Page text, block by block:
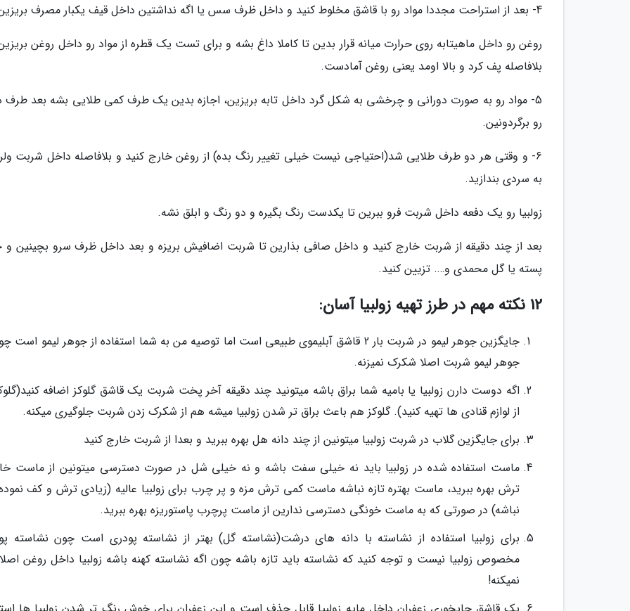
4- بعد از استراحت مجددا مواد رو با قاشق مخلوط کنید و داخل ظرف سس یا اگه نداشتین داخل قیف یکبار مصرف بریزین.
روغن رو داخل ماهیتابه روی حرارت میانه قرار بدین تا کاملا داغ بشه و برای تست یک قطره از مواد رو داخل روغن
بلافاصله پف کرد و بالا اومد یعنی روغن آمادست.
5- مواد رو به صورت دورانی و چرخشی به شکل گرد داخل تابه بریزین، اجازه بدین یک طرف کمی طلایی بشه بعد طرف
رو برگردونین.
6- و وقتی هر دو طرف طلایی شد(احتیاجی نیست خیلی تغییر رنگ بده) از روغن خارج کنید و بلافاصله داخل شربت
به سردی بندازید.
زولبیا رو یک دفعه داخل شربت فرو ببرین تا یکدست رنگ بگیره و دو رنگ و ابلق نشه.
بعد از چند دقیقه از شربت خارج کنید و داخل صافی بذارین تا شربت اضافیش بریزه و بعد داخل ظرف سرو بچینین و
پسته یا گل محمدی و…. تزیین کنید.
12 نکته مهم در طرز تهیه زولبیا آسان:
جایگزین جوهر لیمو در شربت بار 2 قاشق آبلیموی طبیعی است اما توصیه من به شما استفاده از جوهر لیمو است
جوهر لیمو شربت اصلا شکرک نمیزنه.
اگه دوست دارن زولبیا یا بامیه شما براق باشه میتونید چند دقیقه آخر پخت شربت یک قاشق گلوکز اضافه
از لوازم قنادی ها تهیه کنید). گلوکز هم باعث براق تر شدن زولبیا میشه هم از شکرک زدن شربت جلوگیری میکنه.
برای جایگزین گلاب در شربت زولبیا میتونین از چند دانه هل بهره ببرید و بعدا از شربت خارج کنید
ماست استفاده شده در زولبیا باید نه خیلی سفت باشه و نه خیلی شل در صورت دسترسی میتونین از ماست
ترش بهره ببرید، ماست بهتره تازه نباشه ماست کمی ترش مزه و پر چرب برای زولبیا عالیه (زیادی ترش و کف
نباشه) در صورتی که به ماست خونگی دسترسی ندارین از ماست پرچرب پاستوریزه بهره ببرید.
برای زولبیا استفاده از نشاسته با دانه های درشت(نشاسته گل) بهتر از نشاسته پودری است چون نشاسته
مخصوص زولبیا نیست و توجه کنید که نشاسته باید تازه باشه چون اگه نشاسته کهنه باشه زولبیا داخل روغن
نمیکنه!